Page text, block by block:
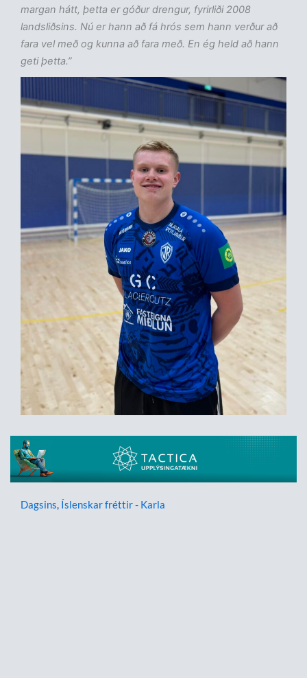
margan hátt, þetta er góður drengur, fyrirliði 2008
landsliðsins. Nú er hann að fá hrós sem hann verður að
fara vel með og kunna að fara með. En ég held að hann
geti þetta.”
Dagsins, Íslenskar fréttir - Karla